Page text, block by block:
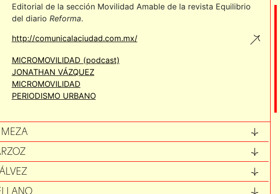
Editorial de la sección Movilidad Amable de la revista Equilibrio
del diario Reforma.
http://comunicalaciudad.com.mx/
MICROMOVILIDAD (podcast)
JONATHAN VÁZQUEZ
MICROMOVILIDAD
PERIODISMO URBANO
FLORES